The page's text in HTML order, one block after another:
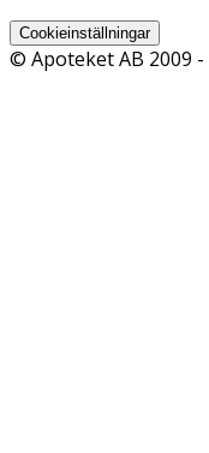
Cookieinställningar
© Apoteket AB 2009 -